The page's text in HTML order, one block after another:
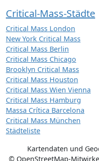
Critical-Mass-Städte
Critical Mass London
New York Critical Mass
Critical Mass Berlin
Critical Mass Chicago
Brooklyn Critical Mass
Critical Mass Houston
Critical Mass Wien Vienna
Critical Mass Hamburg
Massa Crítica Barcelona
Critical Mass München
Städteliste
Kartendaten und
© OpenStreetMap-